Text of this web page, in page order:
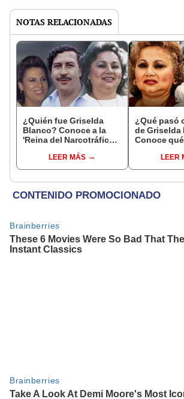
NOTAS RELACIONADAS
¿Quién fue Griselda
Blanco? Conoce a la
'Reina del Narcotráfico'
EscobarLEER MÁS
¿Qué pasó
de Griselda
Conoce
'Reina de la
LEER